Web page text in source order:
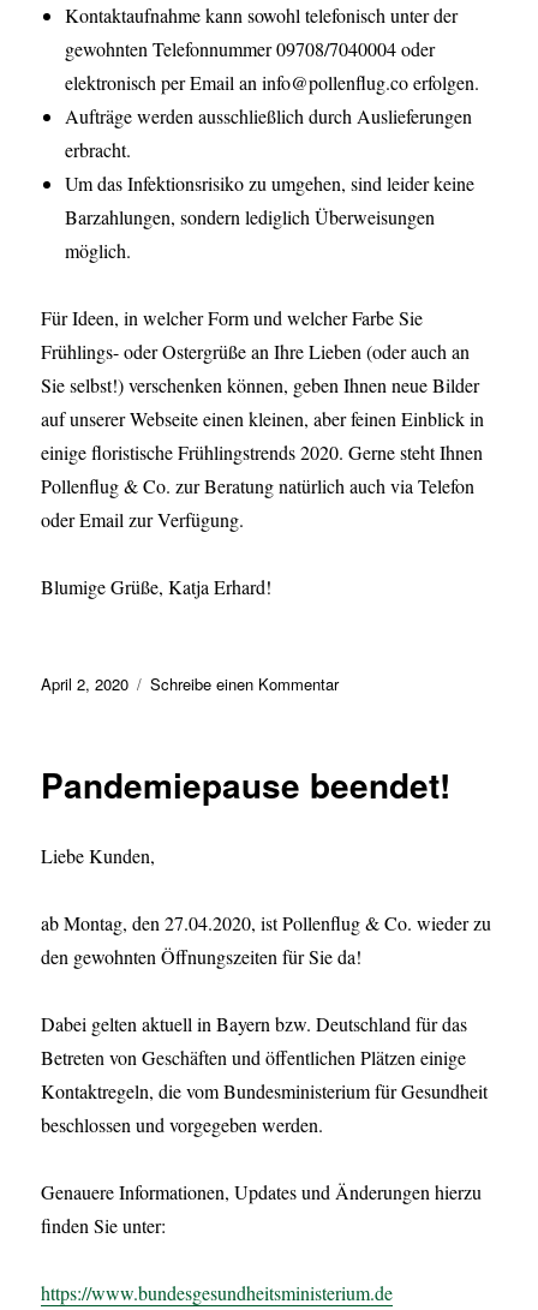
Kontaktaufnahme kann sowohl telefonisch unter der
gewohnten Telefonnummer 09708/7040004 oder
elektronisch per Email an info@pollenflug.co erfolgen.
Aufträge werden ausschließlich durch Auslieferungen
erbracht.
Um das Infektionsrisiko zu umgehen, sind leider keine
Barzahlungen, sondern lediglich Überweisungen
möglich.
Für Ideen, in welcher Form und welcher Farbe Sie
Frühlings- oder Ostergrüße an Ihre Lieben (oder auch an
Sie selbst!) verschenken können, geben Ihnen neue Bilder
auf unserer Webseite einen kleinen, aber feinen Einblick in
einige floristische Frühlingstrends 2020. Gerne steht Ihnen
Pollenflug & Co. zur Beratung natürlich auch via Telefon
oder Email zur Verfügung.
Blumige Grüße, Katja Erhard!
Veröffentlicht
April 2, 2020 Schreibe einen Kommentarzu
Pandemiepause beendet!
Liebe Kunden,
ab Montag, den 27.04.2020, ist Pollenflug & Co. wieder zu
den gewohnten Öffnungszeiten für Sie da!
Dabei gelten aktuell in Bayern bzw. Deutschland für das
Betreten von Geschäften und öffentlichen Plätzen einige
Kontaktregeln, die vom Bundesministerium für Gesundheit
beschlossen und vorgegeben werden.
Genauere Informationen, Updates und Änderungen hierzu
finden Sie unter:
https://www.bundesgesundheitsministerium.de